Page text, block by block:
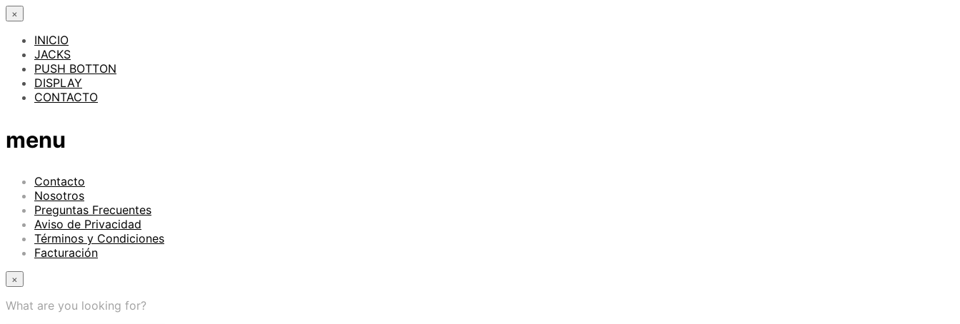
×
INICIO
JACKS
PUSH BOTTON
DISPLAY
CONTACTO
menu
Contacto
Nosotros
Preguntas Frecuentes
Aviso de Privacidad
Términos y Condiciones
Facturación
×
What are you looking for?